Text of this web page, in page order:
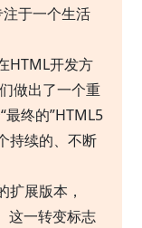
于一个生活
HTML开发方
做出了一个重
最终的”HTML5
持续的、不断
扩展版本，
这一转变标志